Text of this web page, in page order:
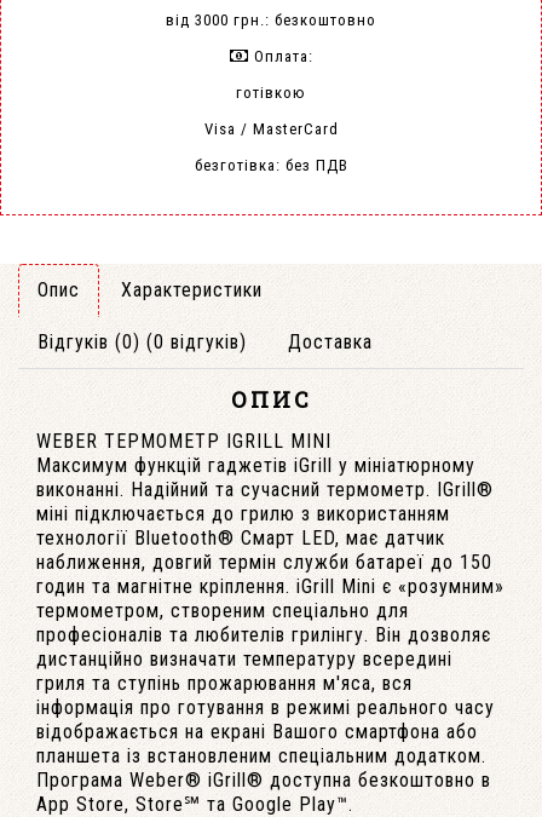
від 3000 грн.: безкоштовно
Оплата:
готівкою
Visa / MasterCard
безготівка: без ПДВ
Опис Характеристики
Відгуків (0) (0 відгуків) Доставка
ОПИС
WEBER ТЕРМОМЕТР IGRILL MINI
Максимум функцій гаджетів iGrill у мініатюрному
виконанні. Надійний та сучасний термометр. IGrill®
міні підключається до грилю з використанням
технології Bluetooth® Смарт LED, має датчик
наближення, довгий термін служби батареї до 150
годин та магнітне кріплення. iGrill Mini є «розумним»
термометром, створеним спеціально для
професіоналів та любителів грилінгу. Він дозволяє
дистанційно визначати температуру всередині
гриля та ступінь прожарювання м'яса, вся
інформація про готування в режимі реального часу
відображається на екрані Вашого смартфона або
планшета із встановленим спеціальним додатком.
Програма Weber® iGrill® доступна безкоштовно в
App Store, Store℠ та Google Play™.